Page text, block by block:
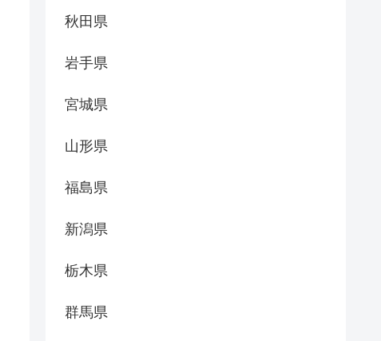
秋田県
岩手県
宮城県
山形県
福島県
新潟県
栃木県
群馬県